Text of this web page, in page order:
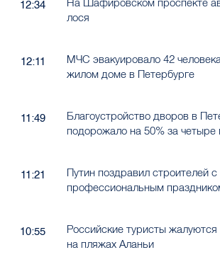
12:34
лося
12:11
МЧС эвакуировало 42
жилом доме в Петербурге
11:49
Благоустройство дворов в
подорожало на 50% за четыре
11:21
Путин поздравил строителей с
профессиональным
10:55
Российские туристы
на пляжах Аланьи